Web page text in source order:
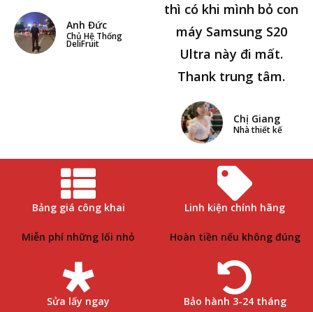
Anh Đức
Chủ Hệ Thống
DeliFruit
thì có khi mình bỏ con
máy Samsung S20
Ultra này đi mất.
Thank trung tâm.
Chị Giang
Nhà thiết kế
Bảng giá công khai
Miễn phí những lối nhỏ
Linh kiện chính hãng
Hoàn tiền nếu không đúng
Sửa lấy ngay Bảo hành 3-24 tháng